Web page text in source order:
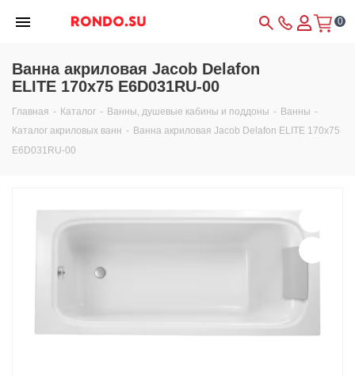
0
Ванна акриловая Jacob Delafon
ELITE 170x75 E6D031RU-00
Главная - Каталог - Ванны, душевые кабины и поддоны - Ванны -
Каталог акриловых ванн - Ванна акриловая Jacob Delafon ELITE 170x75
E6D031RU-00